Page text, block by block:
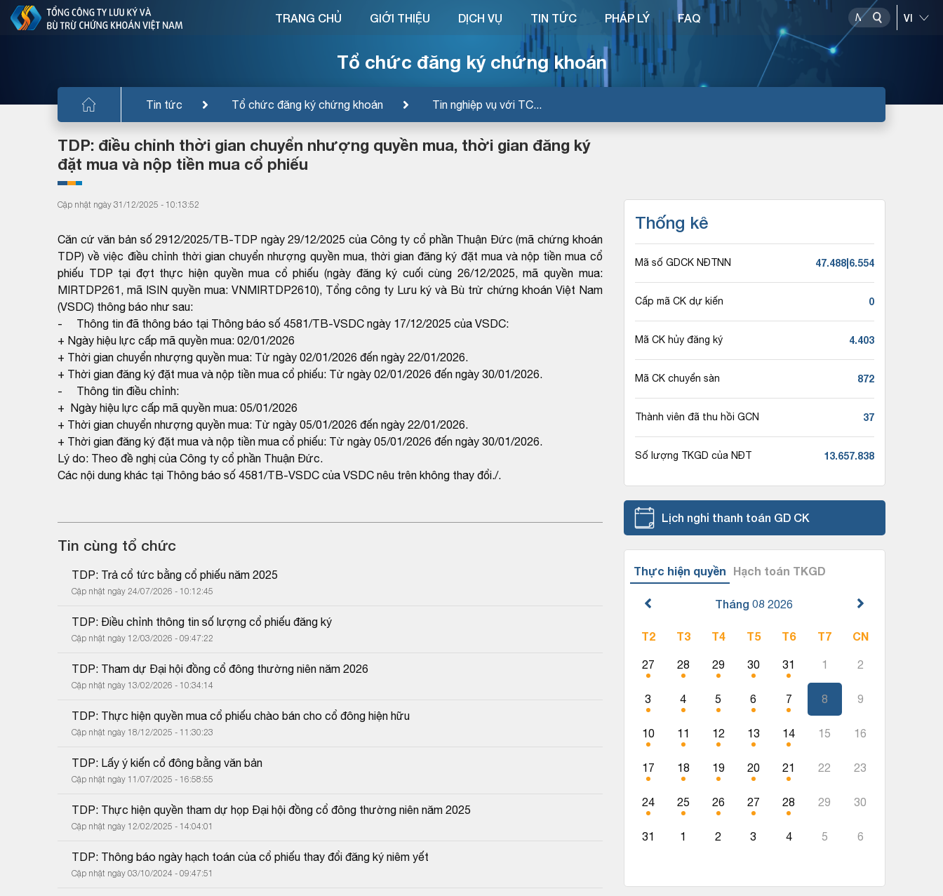
Tổ chức đăng ký chứng khoán
Tin tức Tổ chức đăng ký chứng khoán Tin nghiệp vụ với TC...
TRANG CHỦ GIỚI THIỆU DỊCH VỤ TIN TỨC PHÁP LÝ FAQ
TDP: điều chỉnh thời gian chuyển nhượng quyền mua, thời gian đăng ký
đặt mua và nộp tiền mua cổ phiếu
Cập nhật ngày 31/12/2025 - 10:13:52
Căn cứ văn bản số 2912/2025/TB-TDP ngày 29/12/2025 của Công ty cổ phần Thuận Đức (mã chứng khoán
TDP) về việc điều chỉnh thời gian chuyển nhượng quyền mua, thời gian đăng ký đặt mua và nộp tiền mua cổ
phiếu TDP tại đợt thực hiện quyền mua cổ phiếu (ngày đăng ký cuối cùng 26/12/2025, mã quyền mua:
MIRTDP261, mã ISIN quyền mua: VNMIRTDP2610), Tổng công ty Lưu ký và Bù trừ chứng khoán Việt Nam
(VSDC) thông báo như sau:
- Thông tin đã thông báo tại Thông báo số 4581/TB-VSDC ngày 17/12/2025 của VSDC:
+ Ngày hiệu lực cấp mã quyền mua: 02/01/2026
+ Thời gian chuyển nhượng quyền mua: Từ ngày 02/01/2026 đến ngày 22/01/2026.
+ Thời gian đăng ký đặt mua và nộp tiền mua cổ phiếu: Từ ngày 02/01/2026 đến ngày 30/01/2026.
- Thông tin điều chỉnh:
+ Ngày hiệu lực cấp mã quyền mua: 05/01/2026
+ Thời gian chuyển nhượng quyền mua: Từ ngày 05/01/2026 đến ngày 22/01/2026.
+ Thời gian đăng ký đặt mua và nộp tiền mua cổ phiếu: Từ ngày 05/01/2026 đến ngày 30/01/2026.
Lý do: Theo đề nghị của Công ty cổ phần Thuận Đức.
Các nội dung khác tại Thông báo số 4581/TB-VSDC của VSDC nêu trên không thay đổi./.
Tin cùng tổ chức
TDP: Trả cổ tức bằng cổ phiếu năm 2025
Cập nhật ngày 24/07/2026 - 10:12:45
TDP: Điều chỉnh thông tin số lượng cổ phiếu đăng ký
Cập nhật ngày 12/03/2026 - 09:47:22
TDP: Tham dự Đại hội đồng cổ đông thường niên năm 2026
Cập nhật ngày 13/02/2026 - 10:34:14
TDP: Thực hiện quyền mua cổ phiếu chào bán cho cổ đông hiện hữu
Cập nhật ngày 18/12/2025 - 11:30:23
TDP: Lấy ý kiến cổ đông bằng văn bản
Cập nhật ngày 11/07/2025 - 16:58:55
TDP: Thực hiện quyền tham dự họp Đại hội đồng cổ đông thường niên năm 2025
Cập nhật ngày 12/02/2025 - 14:04:01
TDP: Thông báo ngày hạch toán của cổ phiếu thay đổi đăng ký niêm yết
Cập nhật ngày 03/10/2024 - 09:47:51
Thống kê
Mã số GDCK NĐTNN 47.488|6.554
Cấp mã CK dự kiến 0
Mã CK hủy đăng ký 4.403
Mã CK chuyển sàn 872
Thành viên đã thu hồi GCN 37
Số lượng TKGD của NĐT 13.657.838
Lịch nghỉ thanh toán GD CK
Thực hiện quyền Hạch toán TKGD
Tháng 08 2026
T2 T3 T4 T5 T6 T7 CN
27 28 29 30 31 1 2
3 4 5 6 7 8 9
10 11 12 13 14 15 16
17 18 19 20 21 22 23
24 25 26 27 28 29 30
31 1 2 3 4 5 6